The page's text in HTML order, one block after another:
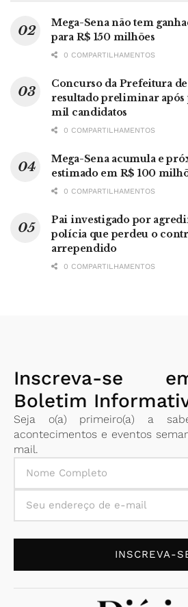
Mega-Sena não tem
para R$ 150 milhões
0 COMPARTILHAMENTOS
Concurso da Prefeitura
resultado preliminar após
mil candidatos
0 COMPARTILHAMENTOS
Mega-Sena acumula e
estimado em R$ 100
0 COMPARTILHAMENTOS
Pai investigado por
polícia que perdeu o
arrependido
0 COMPARTILHAMENTOS
Inscreva-se
Boletim
Seja o(a) primeiro(a) a
acontecimentos e eventos
mail.
INSCREVA-